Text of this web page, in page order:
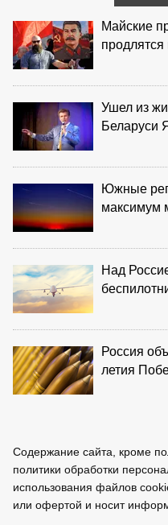
Майские
Ушел из
Беларуси
Южные
максимум
Над
Россия
летия
Содержание сайта, кроме
политики обработки
использования файлов
или офертой и носит